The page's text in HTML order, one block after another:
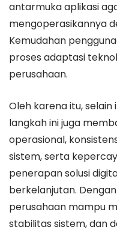
antarmuka aplikasi
mengoperasikannya
Kemudahan
proses adaptasi
perusahaan.
Oleh karena itu, selain
langkah ini juga
operasional,
sistem, serta
penerapan solusi
berkelanjutan.
perusahaan mampu
stabilitas sistem, dan